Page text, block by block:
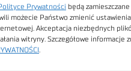
Prywatności będą
możecie Państwo zmienić
Akceptacja niezbędnych
witryny. Szczegółowe informacje
Regulamin sklepu